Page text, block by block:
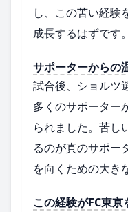
し、この苦い経験
成長するはずです。
サポーターからの
試合後、ショルツ
多くのサポーター
られました。苦し
るのが真のサポー
を向くための大き
この経験がFC東京